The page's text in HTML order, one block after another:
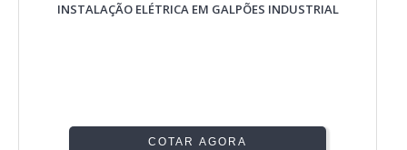
INSTALAÇÃO ELÉTRICA EM GALPÕES INDUSTRIAL
COTAR AGORA